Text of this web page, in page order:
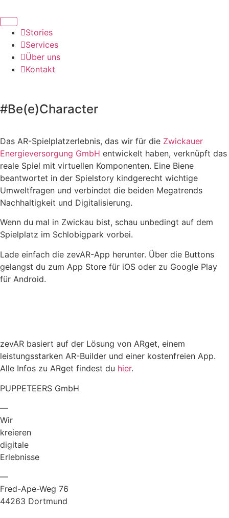
Stories
Services
Über uns
Kontakt
#Be(e)Character
Das AR-Spielplatzerlebnis, das wir für die Zwickauer
Energieversorgung GmbH entwickelt haben, verknüpft das
reale Spiel mit virtuellen Komponenten. Eine Biene
beantwortet in der Spielstory kindgerecht wichtige
Umweltfragen und verbindet die beiden Megatrends
Nachhaltigkeit und Digitalisierung.
Wenn du mal in Zwickau bist, schau unbedingt auf dem
Spielplatz im Schlobigpark vorbei.
Lade einfach die zevAR-App herunter. Über die Buttons
gelangst du zum App Store für iOS oder zu Google Play
für Android.
zevAR basiert auf der Lösung von ARget, einem
leistungsstarken AR-Builder und einer kostenfreien App.
Alle Infos zu ARget findest du hier.
PUPPETEERS GmbH
—
Wir
kreieren
digitale
Erlebnisse
—
Fred-Ape-Weg 76
44263 Dortmund